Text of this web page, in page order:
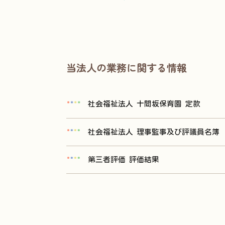
当法人の業務に関する情報
社会福祉法人 十間坂保育園 定款
社会福祉法人 理事監事及び評議員名簿
第三者評価 評価結果